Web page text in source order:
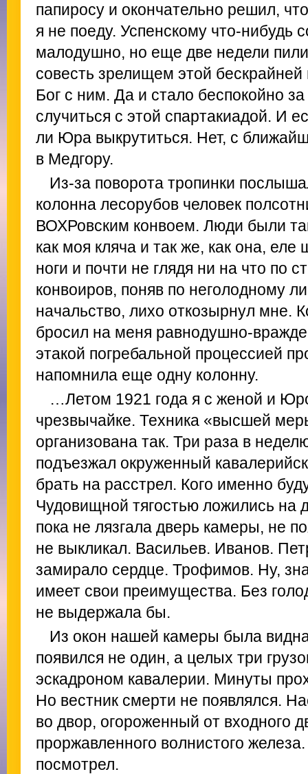
папиросу и окончательно решил,
я не поеду. Успенскому что-нибудь
малодушно, но еще две недели
совесть зрелищем этой
Бог с ним. Да и стало беспокойно
случиться с этой спартакиадой. И
ли Юра выкрутиться. Нет, с
в Медгору.
Из-за поворота тропинки
колонна лесорубов человек
ВОХРовским конвоем. Люди были
как моя кляча и так же, как она,
ноги и почти не глядя ни на что по
конвоиров, поняв по неголодному
начальство, лихо откозырнул мне.
бросил на меня равнодушно-
этакой погребальной процессией
напомнила еще одну колонну.
…Летом 1921 года я с женой и
чрезвычайке. Техника «высшей
организована так. Три раза в
подъезжал окруженный
брать на расстрел. Кого именно
Чудовищной тягостью ложились на
пока не лязгала дверь камеры, не
не выкликал. Васильев. Иванов.
замирало сердце. Трофимов. Ну,
имеет свои преимущества. Без
не выдержала бы.
Из окон нашей камеры была
появился не один, а целых три
эскадроном кавалерии. Минуты
Но вестник смерти не появлялся.
во двор, огороженный от входного
проржавленного волнистого
посмотрел.